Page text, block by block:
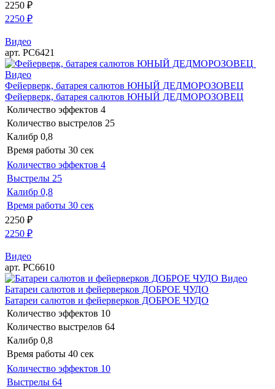
2250 ₽
2250 ₽
Видео
арт. РС6421
Видео
Фейерверк, батарея салютов ЮНЫЙ ДЕДМОРОЗОВЕЦ
Фейерверк, батарея салютов ЮНЫЙ ДЕДМОРОЗОВЕЦ
Количество эффектов 4
Количество выстрелов 25
Калибр 0,8
Время работы 30 сек
Количество эффектов 4
Выстрелы 25
Калибр 0,8
Время работы 30 сек
2250 ₽
2250 ₽
Видео
арт. РС6610
Видео
Батареи салютов и фейерверков ДОБРОЕ ЧУДО
Батареи салютов и фейерверков ДОБРОЕ ЧУДО
Количество эффектов 10
Количество выстрелов 64
Калибр 0,8
Время работы 40 сек
Количество эффектов 10
Выстрелы 64